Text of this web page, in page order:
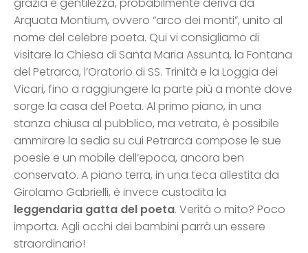
Arquata Montium, ovvero “arco dei monti”, unito al
nome del celebre poeta. Qui vi consigliamo di
visitare la Chiesa di Santa Maria Assunta, la Fontana
del Petrarca, l’Oratorio di SS. Trinità e la Loggia dei
Vicari, fino a raggiungere la parte più a monte dove
sorge la casa del Poeta. Al primo piano, in una
stanza chiusa al pubblico, ma vetrata, è possibile
ammirare la sedia su cui Petrarca compose le sue
poesie e un mobile dell’epoca, ancora ben
conservato. A piano terra, in una teca allestita da
Girolamo Gabrielli, è invece custodita la
leggendaria gatta del poeta. Verità o mito? Poco
importa. Agli occhi dei bambini parrà un essere
straordinario!